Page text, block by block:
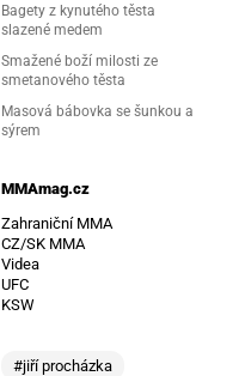
Bagety z kynutého těsta
slazené medem
Smažené boží milosti ze
smetanového těsta
Masová bábovka se šunkou a
sýrem
MMAmag.cz
Zahraniční MMA
CZ/SK MMA
Videa
UFC
KSW
#jiří procházka